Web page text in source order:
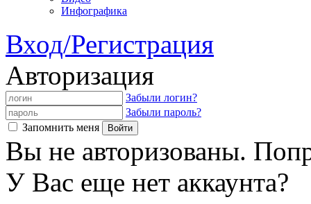
Инфографика
Вход/Регистрация
Авторизация
Забыли логин?
Забыли пароль?
Запомнить меня
Вы не авторизованы.
У Вас еще нет аккаунта?